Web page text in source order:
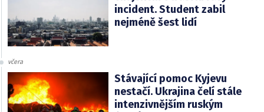
incident. Student zabil
nejméně šest lidí
včera
Stávající pomoc Kyjevu
nestačí. Ukrajina čelí stále
intenzivnějším ruským